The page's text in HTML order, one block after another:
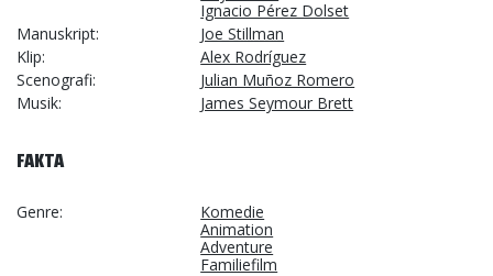
Ignacio Pérez Dolset
Manuskript
Joe Stillman
Klip
Alex Rodríguez
Scenografi
Julian Muñoz Romero
Musik
James Seymour Brett
FAKTA
Genre
Komedie
Animation
Adventure
Familiefilm